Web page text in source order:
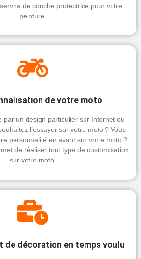
de couche protectrice pour votre
peinture.
de votre moto
par un design particulier sur Internet ou
l’essayer sur votre moto ? Vous
personnalité en avant sur votre moto ?
de réaliser tout type de customisation
sur votre moto.
de décoration en temps voulu